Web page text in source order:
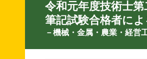
令和元年度技術士第
筆記試験合格者に
－機械・金属・農業・経営